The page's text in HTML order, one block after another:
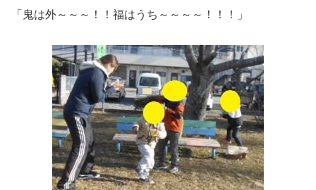
「鬼は外～～～！！福はうち～～～～！！！」